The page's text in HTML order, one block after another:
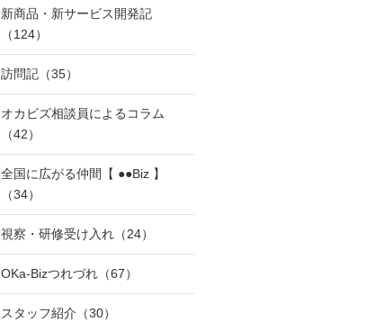
新商品・新サービス開発記
（124）
訪問記 （35）
オカビズ相談員によるコラム
（42）
全国に広がる仲間【 ●●Biz 】
（34）
視察・研修受け入れ （24）
OKa-Bizつれづれ （67）
スタッフ紹介 （30）